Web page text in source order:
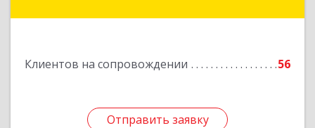
Клиентов на сопровождении 56
Отправить заявку
Отправить заявку